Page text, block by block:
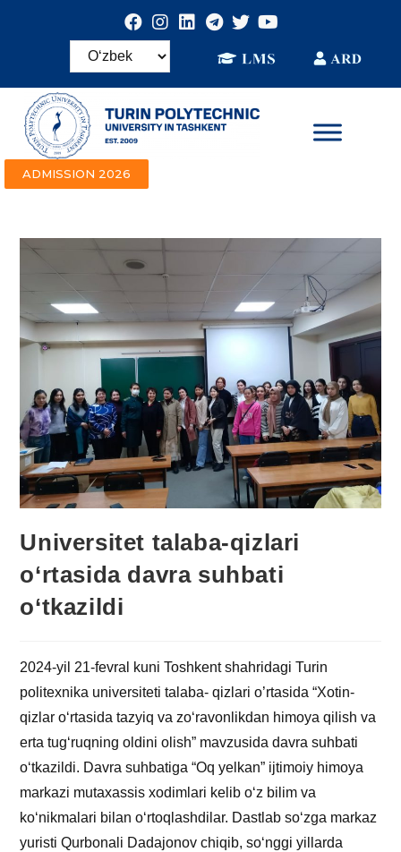
ADMISSION 2026
Universitet talaba-qizlari
o‘rtasida davra suhbati
o‘tkazildi
2024-yil 21-fevral kuni Toshkent shahridagi Turin
politexnika universiteti talaba- qizlari o’rtasida “Xotin-
qizlar o‘rtasida tazyiq va zo‘ravonlikdan himoya qilish va
erta tug‘ruqning oldini olish” mavzusida davra suhbati
o‘tkazildi. Davra suhbatiga “Oq yelkan” ijtimoiy himoya
markazi mutaxassis xodimlari kelib o‘z bilim va
ko‘nikmalari bilan o‘rtoqlashdilar. Dastlab so‘zga markaz
yuristi Qurbonali Dadajonov chiqib, so‘nggi yillarda